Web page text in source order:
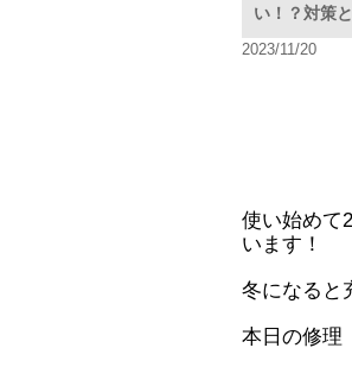
い！？対策
2023/11/20
使い始めて
います！
冬になると
本日の修理